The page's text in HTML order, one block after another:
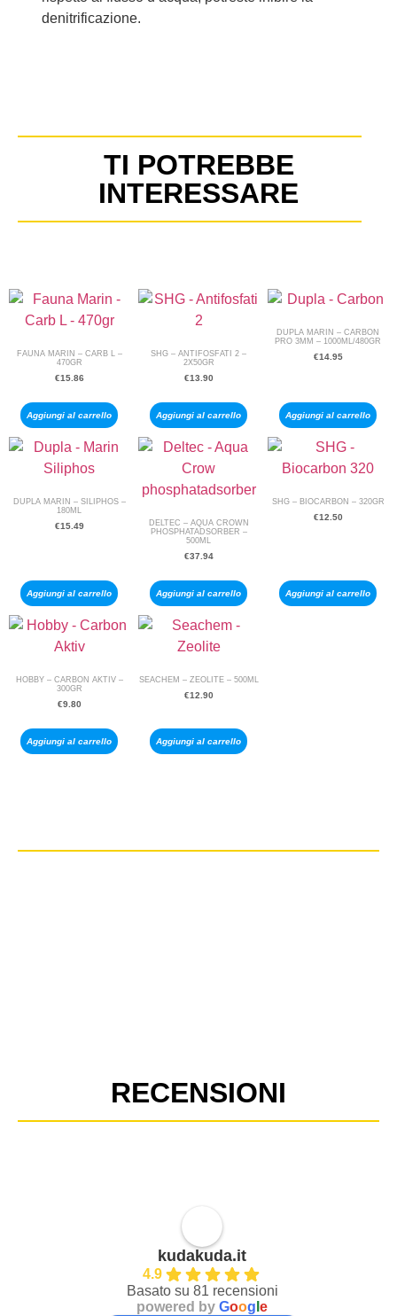
denitrificazione.
TI POTREBBE
INTERESSARE
FAUNA MARIN – CARB L –
470GR
€15.86
Aggiungi al carrello
SHG – ANTIFOSFATI 2 –
2X50GR
€13.90
Aggiungi al carrello
DUPLA MARIN – CARBON
PRO 3MM – 1000ML/480GR
€14.95
Aggiungi al carrello
DUPLA MARIN – SILIPHOS –
180ML
€15.49
Aggiungi al carrello
DELTEC – AQUA CROWN
PHOSPHATADSORBER –
500ML
€37.94
Aggiungi al carrello
SHG – BIOCARBON – 320GR
€12.50
Aggiungi al carrello
HOBBY – CARBON AKTIV –
300GR
€9.80
Aggiungi al carrello
SEACHEM – ZEOLITE – 500ML
€12.90
Aggiungi al carrello
RECENSIONI
kudakuda.it
4.9
Basato su 81 recensioni
powered by Goog e